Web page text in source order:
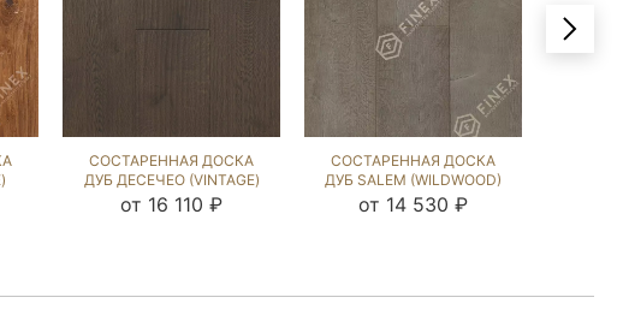
СОСТАРЕННАЯ ДОСКА
ДУБ ДЕСЕЧЕО (VINTAGE)
109868
от 16 110 ₽
СОСТАРЕННАЯ ДОСКА
ДУБ SALEM (WILDWOOD)
229135
от 14 530 ₽